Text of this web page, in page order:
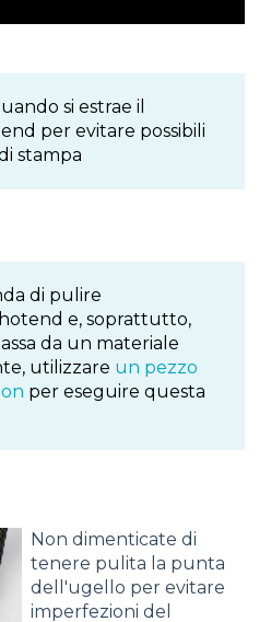
si estrae il
per evitare possibili
stampa
di pulire
e, soprattutto,
da un materiale
utilizzare un pezzo
per eseguire questa
Non dimenticate di
tenere pulita la punta
dell'ugello per evitare
imperfezioni del